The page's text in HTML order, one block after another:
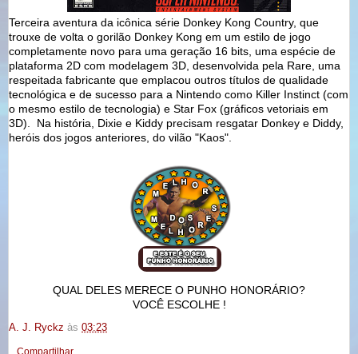
Terceira aventura da icônica série Donkey Kong Country, que
trouxe de volta o gorilão Donkey Kong em um estilo de jogo
completamente novo para uma geração 16 bits, uma espécie de
plataforma 2D com modelagem 3D, desenvolvida pela Rare, uma
respeitada fabricante que emplacou outros títulos de qualidade
tecnológica e de sucesso para a Nintendo como Killer Instinct (com
o mesmo estilo de tecnologia) e Star Fox (gráficos vetoriais em
3D). Na história, Dixie e Kiddy precisam resgatar Donkey e Diddy,
heróis dos jogos anteriores, do vilão "Kaos".
QUAL DELES MERECE O PUNHO HONORÁRIO?
VOCÊ ESCOLHE !
A. J. Ryckz às 03:23
Compartilhar